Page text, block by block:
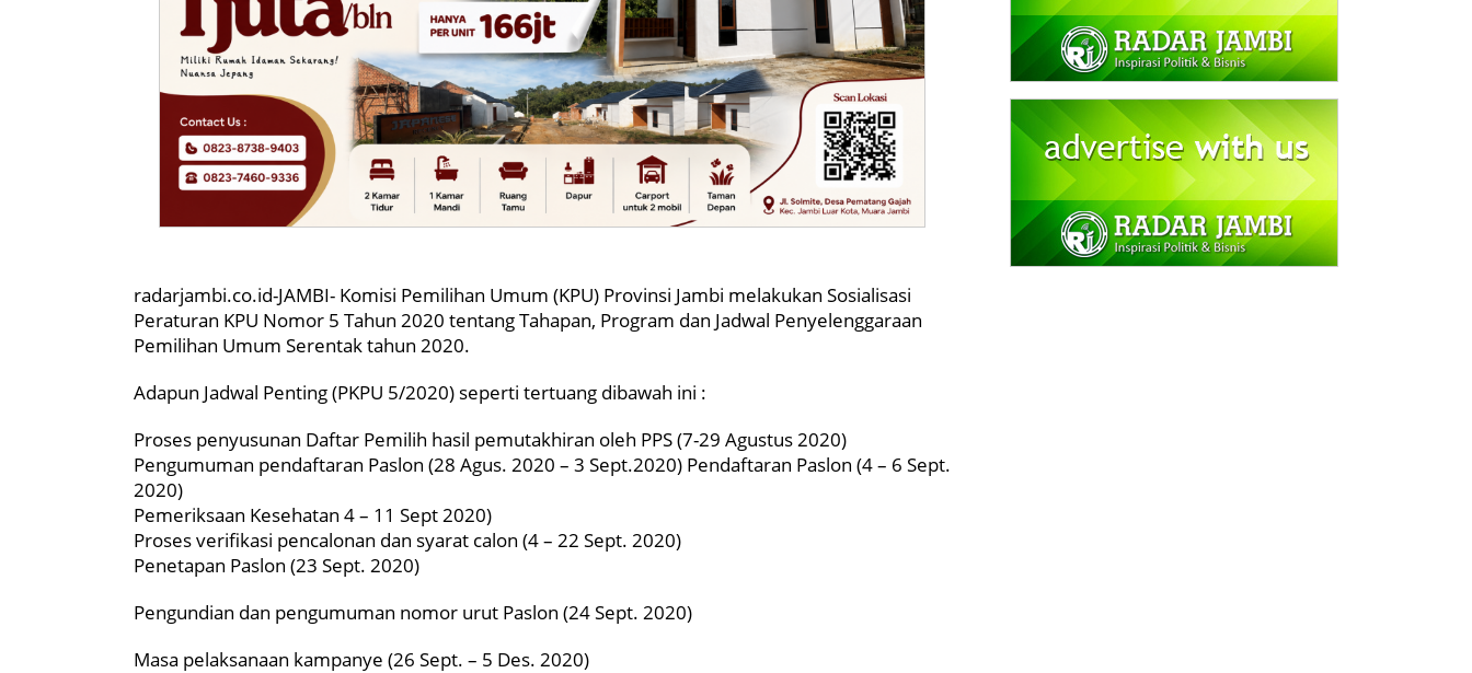
radarjambi.co.id-JAMBI- Komisi Pemilihan Umum (KPU) Provinsi Jambi melakukan Sosialisasi
Peraturan KPU Nomor 5 Tahun 2020 tentang Tahapan, Program dan Jadwal Penyelenggaraan
Pemilihan Umum Serentak tahun 2020.
Adapun Jadwal Penting (PKPU 5/2020) seperti tertuang dibawah ini :
Proses penyusunan Daftar Pemilih hasil pemutakhiran oleh PPS (7-29 Agustus 2020)
Pengumuman pendaftaran Paslon (28 Agus. 2020 – 3 Sept.2020) Pendaftaran Paslon (4 – 6 Sept.
2020)
Pemeriksaan Kesehatan 4 – 11 Sept 2020)
Proses verifikasi pencalonan dan syarat calon (4 – 22 Sept. 2020)
Penetapan Paslon (23 Sept. 2020)
Pengundian dan pengumuman nomor urut Paslon (24 Sept. 2020)
Masa pelaksanaan kampanye (26 Sept. – 5 Des. 2020)